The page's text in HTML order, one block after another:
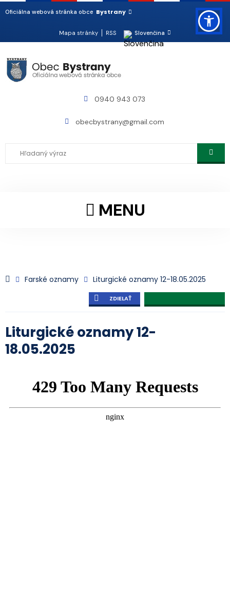
Oficiálna webová stránka obce Bystrany
Mapa stránky RSS Slovenčina
0940 943 073
obecbystrany@gmail.com
MENU
Farské oznamy Liturgické oznamy 12-18.05.2025
ZDIELAŤ
Liturgické oznamy 12-
18.05.2025